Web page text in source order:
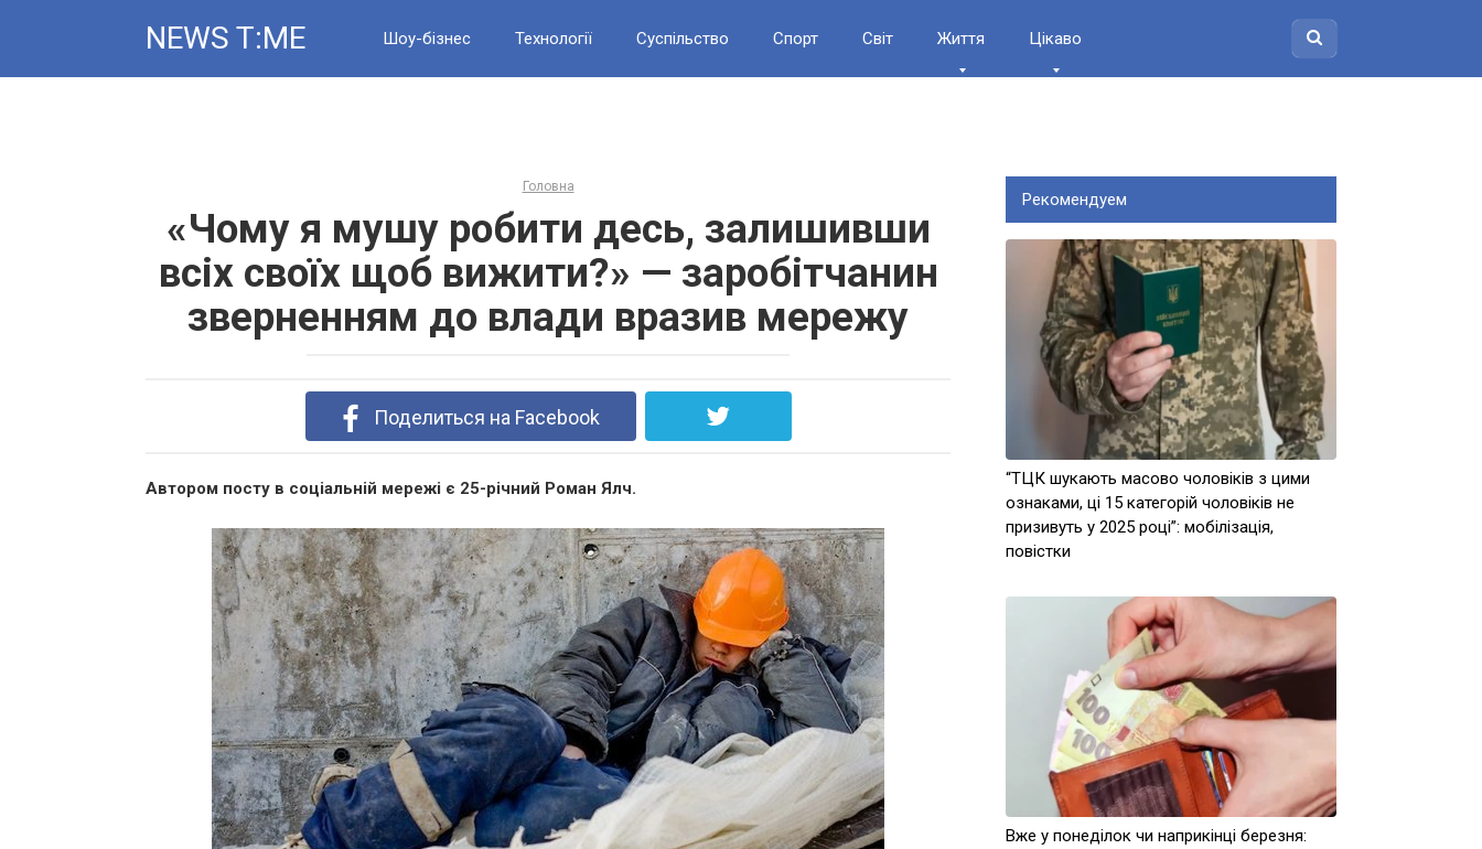
NEWS T:ME Шоу-бізнес Технології Суспільство Спорт Світ Життя Цікаво
Головна
«Чому я мушу робити десь, залишивши
всіх своїх щоб вижити?» — заробітчанин
зверненням до влади вразив мережу
Поделиться на Facebook
Автором посту в соціальній мережі є 25-річний Роман Ялч.
Рекомендуем
“ТЦК шукають масово чоловіків з цими
ознаками, ці 15 категорій чоловіків не
призивуть у 2025 році”: мобілізація,
повістки
Вже у понеділок чи наприкінці березня: